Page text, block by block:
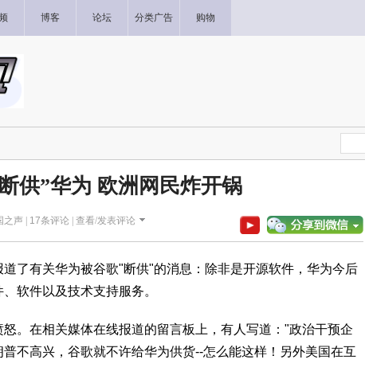
博客 论坛 分类广告 购物
供”华为 欧洲网民炸开锅
声 | 17条评论 | 查看/发表评论
了有关华为被谷歌"断供"的消息：除非是开源软件，华为今后
软件以及技术支持服务。
。在相关媒体在线报道的留言板上，有人写道："政治干预企
不高兴，谷歌就不许给华为供货--怎么能这样！另外美国在互